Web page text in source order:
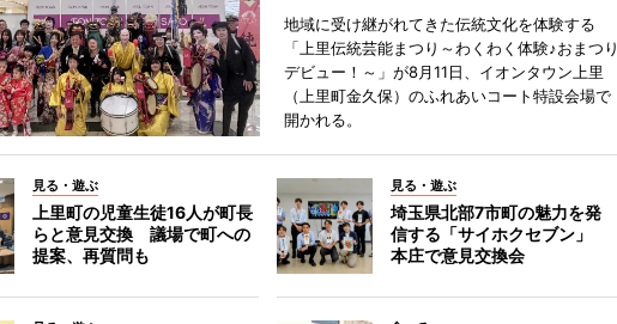
地域に受け継がれてきた伝統文化を体験する
「上里伝統芸能まつり～わくわく体験♪おまつり
デビュー！～」が8月11日、イオンタウン上里
（上里町金久保）のふれあいコート特設会場で
開かれる。
見る・遊ぶ
上里町の児童生徒16人が町長
らと意見交換 議場で町への
提案、再質問も
見る・遊ぶ
埼玉県北部7市町の魅力を発
信する「サイホクセブン」
本庄で意見交換会